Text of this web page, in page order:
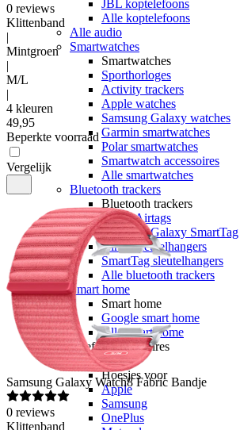
JBL koptelefoons
Alle koptelefoons
Alle audio
Smartwatches
Smartwatches
Sporthorloges
Activity trackers
Apple watches
Samsung Galaxy watches
Garmin smartwatches
Polar smartwatches
Smartwatch accessoires
Alle smartwatches
Bluetooth trackers
Bluetooth trackers
Apple Airtags
Samsung Galaxy SmartTag
Airtag sleutelhangers
SmartTag sleutelhangers
Alle bluetooth trackers
Smart home
Smart home
Google smart home
Alle smart home
Telefoonaccessoires
Hoesjes
Hoesjes voor
Apple
Samsung
OnePlus
0 reviews
Klittenband
|
Mintgroen
|
M/L
|
4 kleuren
49,95
Beperkte voorraad
Vergelijk
Samsung Galaxy Watch8 Fabric Bandje
0 reviews
Klittenband